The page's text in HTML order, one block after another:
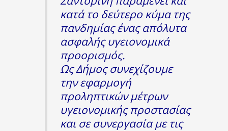
κατά το δεύτερο κύμα της
πανδημίας ένας απόλυτα
ασφαλής υγειονομικά
προορισμός.
Ως Δήμος συνεχίζουμε
την εφαρμογή
προληπτικών μέτρων
υγειονομικής προστασίας
και σε συνεργασία με τις